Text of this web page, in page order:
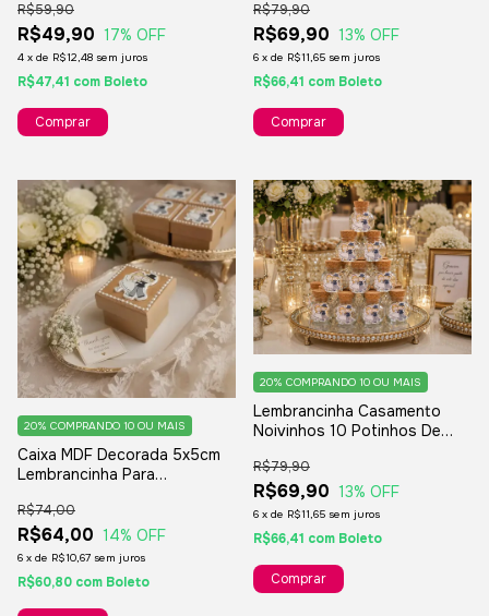
R$49,90
R$59,90
17% OFF
4 x de R$12,48 sem juros
R$47,41 com Boleto
R$69,90
R$79,90
13% OFF
6 x de R$11,65 sem juros
R$66,41 com Boleto
Caixa MDF Decorada 5x5cm
Lembrancinha Para
Unidades
R$64,00
R$74,00
14% OFF
6 x de R$10,67 sem juros
20% COMPRANDO 10 OU MAIS
R$60,80 com Boleto
Lembrancinha Casamento
Noivinhos 10 Potinhos De
R$69,90
R$79,90
13% OFF
6 x de R$11,65 sem juros
20% COMPRANDO 10 OU MAIS
R$66,41 com Boleto